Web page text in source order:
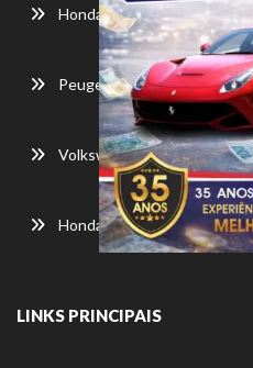
Honda
Peugeot
Volkswagen
Honda
LINKS PRINCIPAIS